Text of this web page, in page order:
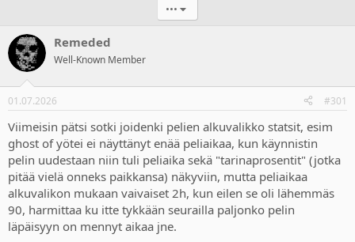
k
e
t
u
n
a
l
o
i
t
t
a
a
p
ä
v
m
ä
ä
r
ä
e
•••
Remeded
Well-Known Member
01.07.2026 #301
Viimeisin pätsi sotki joidenki pelien alkuvalikko statsit, esim
ghost of yötei ei näyttänyt enää peliaikaa, kun käynnistin
pelin uudestaan niin tuli peliaika sekä "tarinaprosentit" (jotka
pitää vielä onneks paikkansa) näkyviin, mutta peliaikaa
alkuvalikon mukaan vaivaiset 2h, kun eilen se oli lähemmäs
90, harmittaa ku itte tykkään seurailla paljonko pelin
läpäisyyn on mennyt aikaa jne.